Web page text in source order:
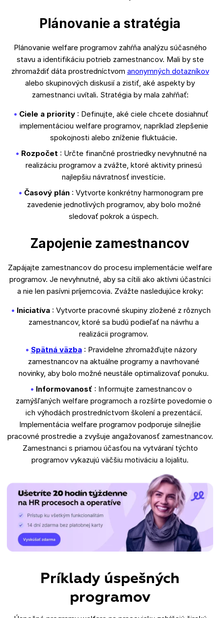
Plánovanie a stratégia
Plánovanie welfare programov zahŕňa analýzu súčasného
stavu a identifikáciu potrieb zamestnancov. Mali by ste
zhromaždiť dáta prostredníctvom anonymných dotazníkov
alebo skupinových diskusií a zistiť, aké aspekty by
zamestnanci uvítali. Stratégia by mala zahŕňať:
Ciele a priority : Definujte, aké ciele chcete dosiahnuť
implementáciou welfare programov, napríklad zlepšenie
spokojnosti alebo zníženie fluktuácie.
Rozpočet: Určte finančné prostriedky nevyhnutné na
realizáciu programov a zvážte, ktoré aktivity prinesú
najlepšiu návratnosť investície.
Časový plán : Vytvorte konkrétny harmonogram pre
zavedenie jednotlivých programov, aby bolo možné
sledovať pokrok a úspech.
Zapojenie zamestnancov
Zapájajte zamestnancov do procesu implementácie welfare
programov. Je nevyhnutné, aby sa cítili ako aktívni účastníci
a nie len pasívni príjemcovia. Zvážte nasledujúce kroky:
Iniciatíva : Vytvorte pracovné skupiny zložené z rôznych
zamestnancov, ktoré sa budú podieľať na návrhu a
realizácii programov.
Spätná väzba: Pravidelne zhromažďujte názory
zamestnancov na aktuálne programy a navrhované
novinky, aby bolo možné neustále optimalizovať ponuku.
Informovanosť : Informujte zamestnancov o
zamýšľaných welfare programoch a rozšírte povedomie o
ich výhodách prostredníctvom školení a prezentácií.
Implementácia welfare programov podporuje silnejšie
pracovné prostredie a zvyšuje angažovanosť zamestnancov.
Zamestnanci s priamou účasťou na vytváraní týchto
programov vykazujú väčšiu motiváciu a lojalitu.
Príklady úspešných
programov